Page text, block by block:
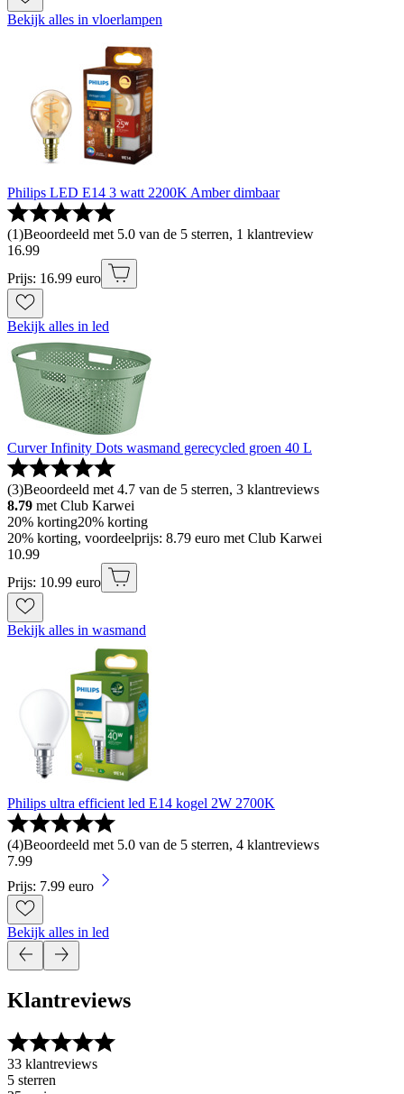
Bekijk alles in vloerlampen
Philips LED E14 3 watt 2200K Amber dimbaar
(1)Beoordeeld met 5.0 van de 5 sterren, 1 klantreview
16.99
Prijs: 16.99 euro
Bekijk alles in led
Curver Infinity Dots wasmand gerecycled groen 40 L
(3)Beoordeeld met 4.7 van de 5 sterren, 3 klantreviews
8.79 met Club Karwei
20% korting20% korting
20% korting, voordeelprijs: 8.79 euro met Club Karwei
10.99
Prijs: 10.99 euro
Bekijk alles in wasmand
Philips ultra efficient led E14 kogel 2W 2700K
(4)Beoordeeld met 5.0 van de 5 sterren, 4 klantreviews
7.99
Prijs: 7.99 euro
Bekijk alles in led
Klantreviews
33 klantreviews
5 sterren